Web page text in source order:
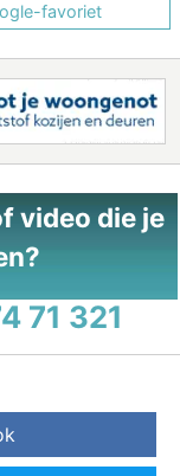
favoriet
video die je
71 321